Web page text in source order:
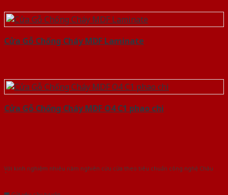
Cửa Gỗ Chống Cháy MDF Laminate
Cửa Gỗ Chống Cháy MDF O4 C1 phao chi
Với kinh nghiệm nhiêu năm nghiên cứu cửa theo tiêu chuẩn công nghệ Châu